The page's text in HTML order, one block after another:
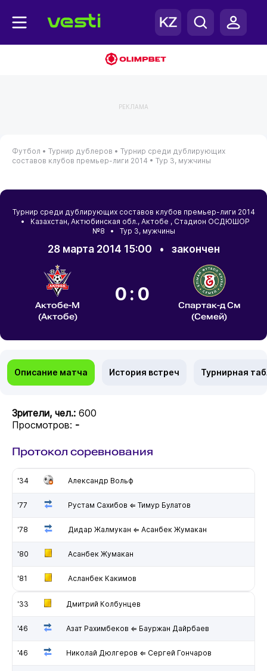
РЕКЛАМА
Футбол • Турнир дублеров • Турнир среди дублирующих
составов клубов премьер-лиги 2014 • Тур 3, мужчины
Турнир среди дублирующих составов клубов премьер-лиги 2014
• Казахстан, Актюбинская обл., Актобе , Стадион ОСДЮШОР
№8 • Тур 3, мужчины
28 марта 2014 15:00 • закончен
Актобе-М
(Актобе)
0:0
Спартак-д См
(Семей)
Описание матча История встреч Турнирная
Зрители, чел.: 600
Просмотров: -
Протокол соревнования
'34 Александр Вольф
'77 Рустам Сахибов ⇐ Тимур Булатов
'78 Дидар Жалмукан ⇐ Асанбек Жумакан
'80 Асанбек Жумакан
'81 Асланбек Какимов
'33 Дмитрий Колбунцев
'46 Азат Рахимбеков ⇐ Бауржан Дайрбаев
'46 Николай Дюлгеров ⇐ Сергей Гончаров